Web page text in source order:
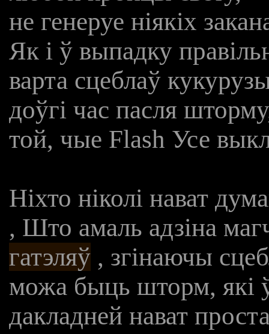
не генеруе ніякіх
Як і ў выпадку
варта сцеблаў
доўгі час пасля
той, чые Flash Усе
Ніхто ніколі нават
, Што амаль адзіна
гатэляў , згінаючы
можа быць шторм, які
дакладней нават